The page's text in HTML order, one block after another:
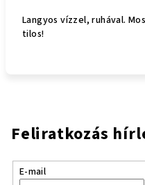
Langyos vízzel, ruhával.
tilos!
Feliratkozás
E-mail